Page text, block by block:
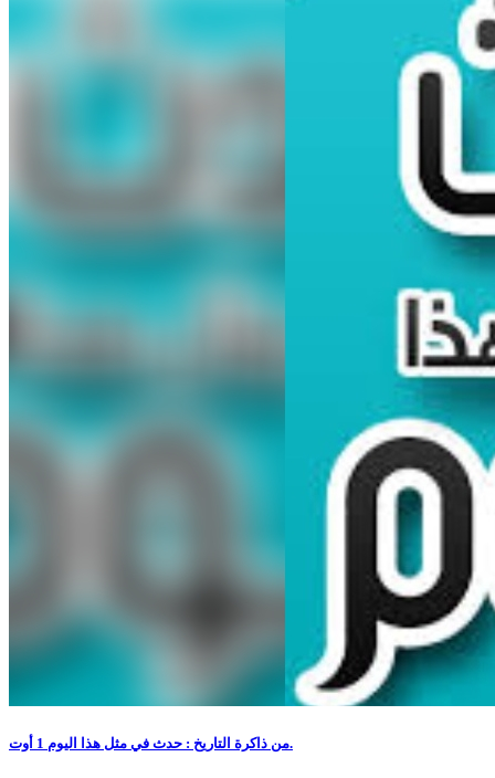
من ذاكرة التاريخ : حدث في مثل هذا اليوم 1 أوت.